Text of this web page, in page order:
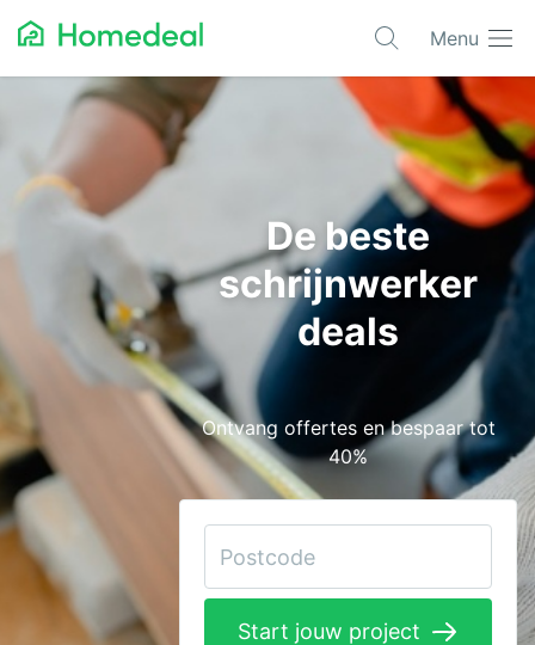
Menu
Populaire projecten
Aannemer
Airco
Alarmsystemen
Architect
Asbest
Bestrating
Cv-ketels
Dakwerken
Elektricien
Gevelwerken
De beste
schrijnwerker
deals
Ontvang offertes en bespaar tot
40%
Start jouw project